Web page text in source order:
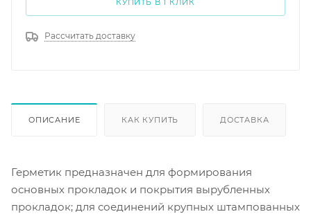
КУПИТЬ В 1 КЛИК
Рассчитать доставку
ОПИСАНИЕ КАК КУПИТЬ ДОСТАВКА
Герметик предназначен для формирования
основных прокладок и покрытия вырубленных
прокладок; для соединений крупных штампованных